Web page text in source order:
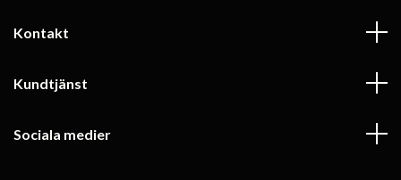
Kontakt
Kundtjänst
Sociala medier